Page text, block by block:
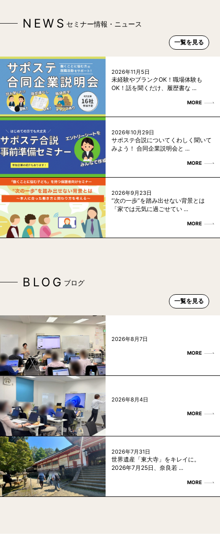
NEWS セミナー情報・ニュース
一覧を見る
2026年11月5日
未経験やブランクOK！職場体験も
OK！話を聞くだけ、履歴書な ...
MORE
2026年10月29日
サポステ合説についてくわしく聞いて
みよう！ 合同企業説明会と ...
MORE
2026年9月23日
“次の一歩”を踏み出せない背景とは
「家では元気に過ごせてい ...
MORE
BLOG ブログ
一覧を見る
2026年8月7日
MORE
2026年8月4日
MORE
2026年7月31日
世界遺産「東大寺」をキレイに。
2026年7月25日、奈良若 ...
MORE